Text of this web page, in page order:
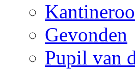
Gevonden
Pupil van